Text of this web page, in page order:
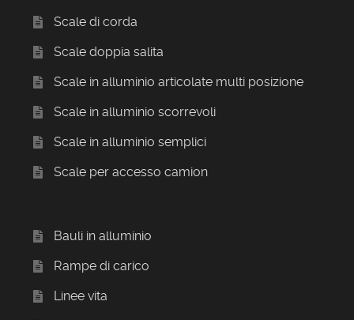
Scale di corda
Scale doppia salita
Scale in alluminio articolate multi posizione
Scale in alluminio scorrevoli
Scale in alluminio semplici
Scale per accesso camion
Bauli in alluminio
Rampe di carico
Linee vita